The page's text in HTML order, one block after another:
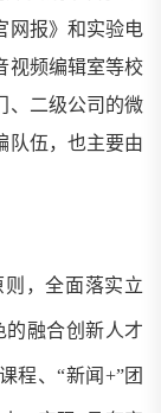
网报》和实验电
视频编辑室等校
、二级公司的微
队伍，也主要由
则，全面落实立
的融合创新人才
程、“新闻 +”团